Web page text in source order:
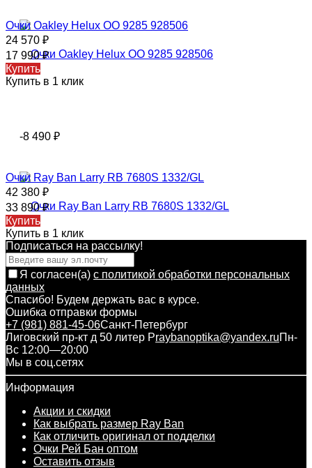
Очки Oakley Helux OO 9285 928506
24 570 ₽
17 990₽
Купить
Купить в 1 клик
-8 490 ₽
Очки Ray Ban Larry RB 7680S 1332/GL
42 380 ₽
33 890₽
Купить
Купить в 1 клик
Подписаться на рассылкy!
Я согласен(a) с политикой обработки персональных
данных
Спасибо! Будем держать вас в курсе.
Ошибка отправки формы
+7 (981) 881-45-06Санкт-Петербург
Лиговский пр-кт д 50 литер Рraybanoptika@yandex.ruПн-
Вс 12:00—20:00
Мы в соц.сетях
Информация
Акции и скидки
Как выбрать размер Ray Ban
Как отличить оригинал от подделки
Очки Рей Бан оптом
Оставить отзыв